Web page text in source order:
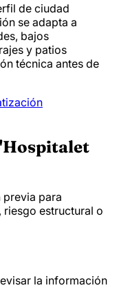
de ciudad
se adapta a
bajos
y patios
técnica antes de
para
riesgo estructural o
la información